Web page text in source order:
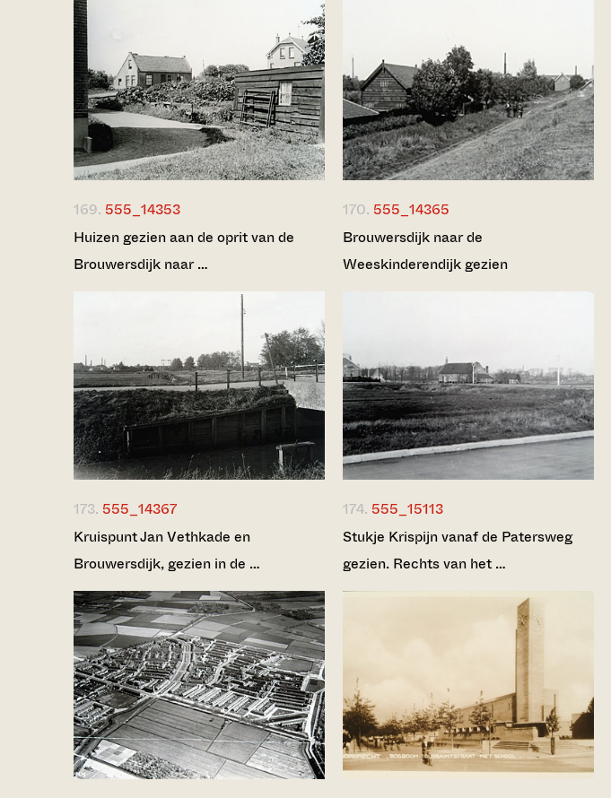
169. 555_14353
Huizen gezien aan de oprit van de
Brouwersdijk naar …
170. 555_14365
Brouwersdijk naar de
Weeskinderendijk gezien
173. 555_14367
Kruispunt Jan Vethkade en
Brouwersdijk, gezien in de …
174. 555_15113
Stukje Krispijn vanaf de Patersweg
gezien. Rechts van het …